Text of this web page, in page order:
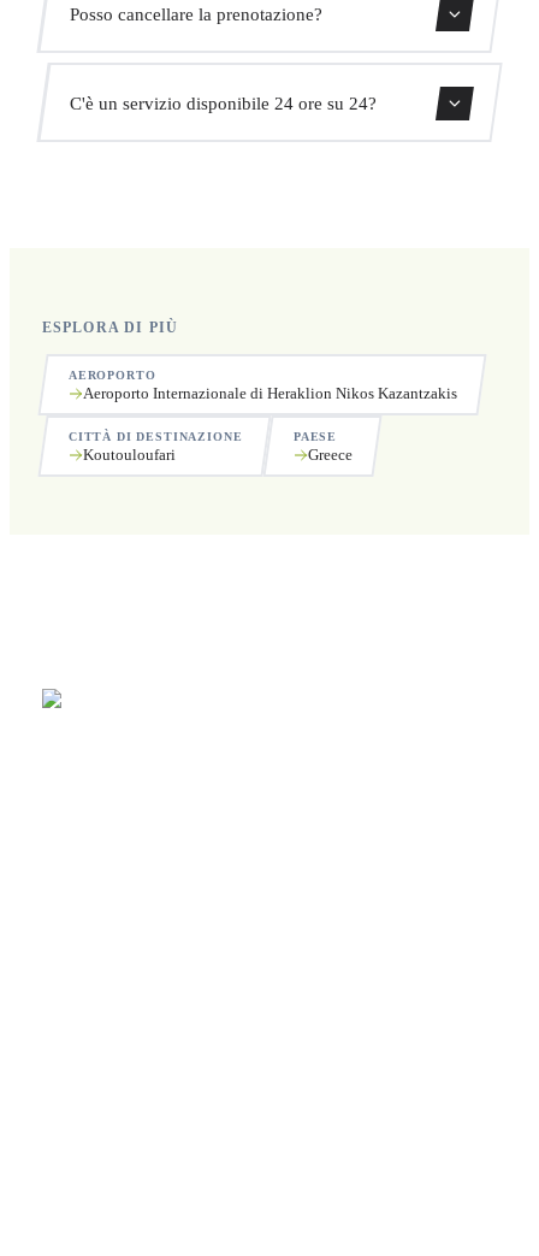
adatterà automaticamente l'orario di ritiro senza costi
aggiuntivi.
Posso cancellare la prenotazione?
Sì, puoi cancellare gratuitamente fino a 24 ore prima del
ritiro.
C'è un servizio disponibile 24 ore su 24?
ESPLORA DI PIÙ
AEROPORTO
Aeroporto Internazionale di Heraklion Nikos Kazantzakis
CITTÀ DI DESTINAZIONE
Koutouloufari
PAESE
Greece